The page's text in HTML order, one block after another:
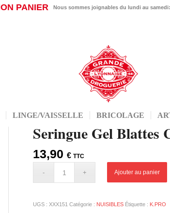
PANIER Nous sommes joignables du lundi au
LINGE/VAISSELLE BRICOLAGE
Seringue Gel Blattes
13,90€ TTC
Ajouter au panier
UGS : XXX151 Catégorie : NUISIBLES Étiquette : K.PRO